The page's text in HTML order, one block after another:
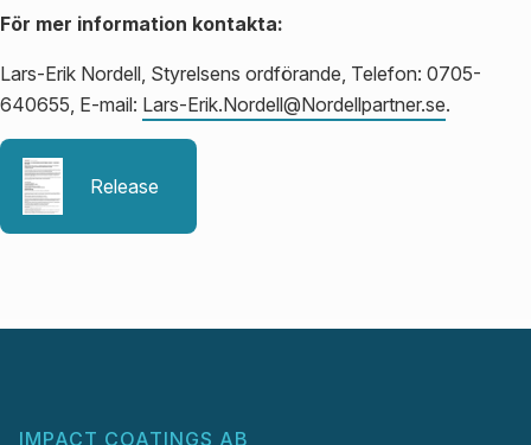
För mer information kontakta:
Lars-Erik Nordell, Styrelsens ordförande, Telefon: 0705-
640655, E-mail: Lars-Erik.Nordell@Nordellpartner.se.
Release
IMPACT COATINGS AB